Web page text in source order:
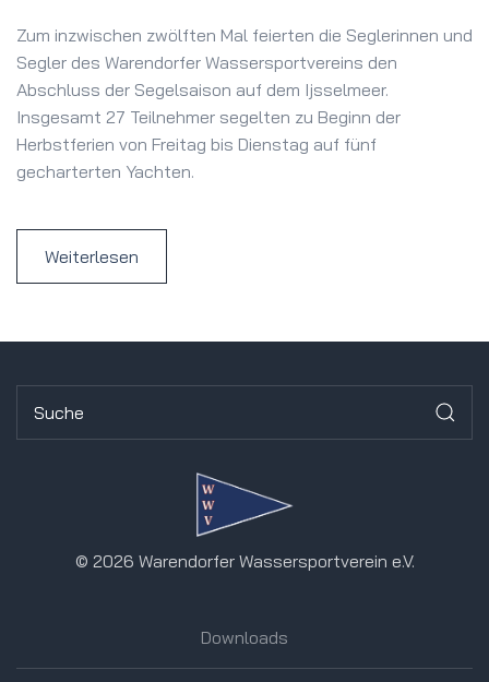
Zum inzwischen zwölften Mal feierten die Seglerinnen und
Segler des Warendorfer Wassersportvereins den
Abschluss der Segelsaison auf dem Ijsselmeer.
Insgesamt 27 Teilnehmer segelten zu Beginn der
Herbstferien von Freitag bis Dienstag auf fünf
gecharterten Yachten.
Weiterlesen
© 2026 Warendorfer Wassersportverein e.V.
Downloads